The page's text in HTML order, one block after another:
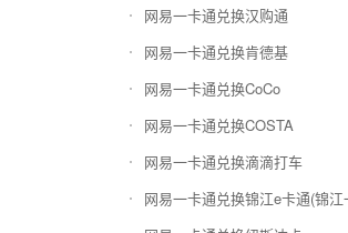
网易一卡通兑换汉购通
网易一卡通兑换肯德基
网易一卡通兑换CoCo
网易一卡通兑换COSTA
网易一卡通兑换滴滴打车